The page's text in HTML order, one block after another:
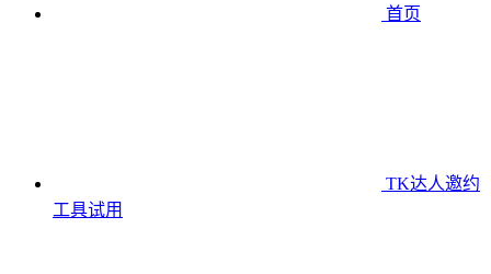
首页
TK达人邀约
工具试用